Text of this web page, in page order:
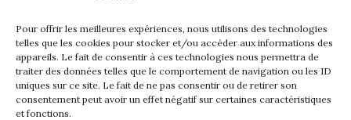
Pour offrir les meilleures expériences, nous utilisons des technologies
telles que les cookies pour stocker et/ou accéder aux informations des
appareils. Le fait de consentir à ces technologies nous permettra de
traiter des données telles que le comportement de navigation ou les ID
uniques sur ce site. Le fait de ne pas consentir ou de retirer son
consentement peut avoir un effet négatif sur certaines caractéristiques
et fonctions.
fantastique –
bientôt !